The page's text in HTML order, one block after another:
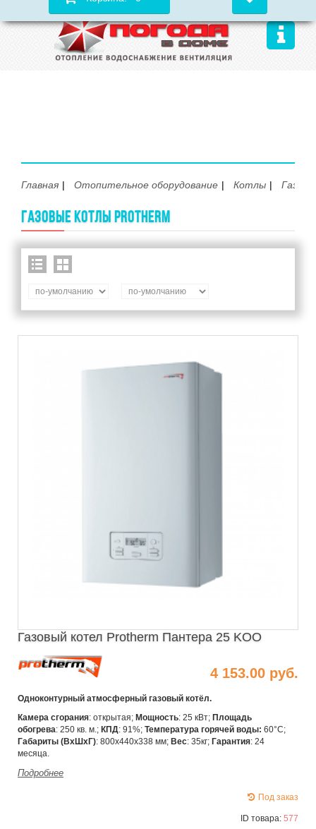
Главная Отопительное оборудование Котлы
ГАЗОВЫЕ КОТЛЫ PROTHERM
Газовый котел Protherm Пантера 25 KOO
4 153.00 руб.
Одноконтурный атмосферный газовый котёл.
Камера сгорания: открытая; Мощность: 25 кВт; Площадь
обогрева: 250 кв. м.; КПД: 91%; Температура горячей воды: 60°C;
Габариты (ВхШхГ): 800х440х338 мм; Вес: 35кг; Гарантия: 24
месяца.
Подробнее
Под заказ
ID товара: 577